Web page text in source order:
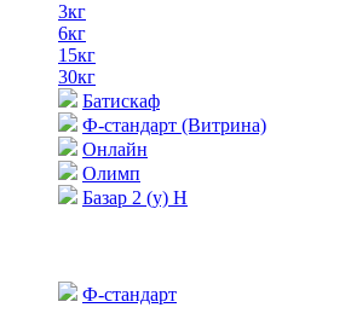
3кг
6кг
15кг
30кг
Батискаф
Ф-стандарт (Витрина)
Онлайн
Олимп
Базар 2 (у) Н
Ф-стандарт